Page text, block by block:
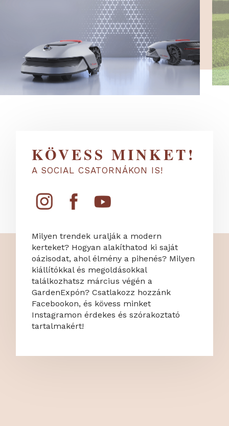
KÖVESS MINKET!
A SOCIAL CSATORNÁKON IS!
Milyen trendek uralják a modern
kerteket? Hogyan alakíthatod ki saját
oázisodat, ahol élmény a pihenés? Milyen
kiállítókkal és megoldásokkal
találkozhatsz március végén a
GardenExpón? Csatlakozz hozzánk
Facebookon, és kövess minket
Instagramon érdekes és szórakoztató
tartalmakért!